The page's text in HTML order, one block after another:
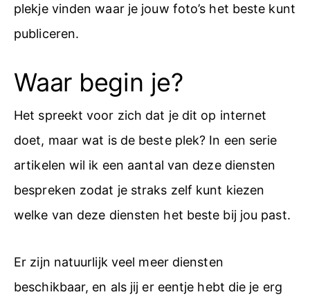
plekje vinden waar je jouw foto’s het beste kunt
publiceren.
Waar begin je?
Het spreekt voor zich dat je dit op internet
doet, maar wat is de beste plek? In een serie
artikelen wil ik een aantal van deze diensten
bespreken zodat je straks zelf kunt kiezen
welke van deze diensten het beste bij jou past.
Er zijn natuurlijk veel meer diensten
beschikbaar, en als jij er eentje hebt die je erg